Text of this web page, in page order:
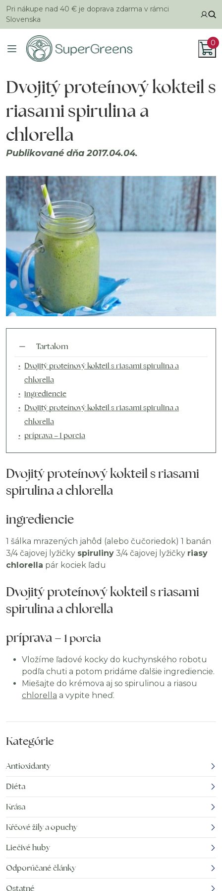
Pri nákupe nad 40 € je doprava zdarma v rámci
Slovenska
0
Dvojitý proteínový kokteil s
riasami spirulina a
chlorella
Publikované dňa 2017.04.04.
Tartalom
Dvojitý proteínový kokteil s riasami spirulina a
chlorella
ingrediencie
Dvojitý proteínový kokteil s riasami spirulina a
chlorella
príprava – 1 porcia
Dvojitý proteínový kokteil s riasami
spirulina a chlorella
ingrediencie
1 šálka mrazených jahôd (alebo čučoriedok) 1 banán
3/4 čajovej lyžičky spiruliny 3/4 čajovej lyžičky riasy
chlorella pár kociek ľadu
Dvojitý proteínový kokteil s riasami
spirulina a chlorella
príprava – 1 porcia
Vložíme ľadové kocky do kuchynského robotu
podľa chuti a potom pridáme ďalšie ingrediencie.
Miešajte do krémova aj so spirulinou a riasou
chlorella a vypite hneď.
Kategórie
Antioxidanty
Diéta
Krása
Kŕčové žily a opuchy
Liečivé huby
Odporúčané články
Ostatné